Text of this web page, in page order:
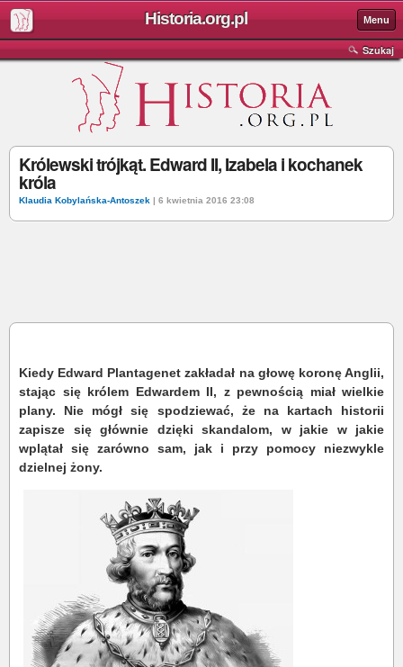
Historia.org.pl Menu
Szukaj
Królewski trójkąt. Edward II, Izabela i kochanek
króla
Klaudia Kobylańska-Antoszek | 6 kwietnia 2016 23:08
Kiedy Edward Plantagenet zakładał na głowę koronę Anglii,
stając się królem Edwardem II, z pewnością miał wielkie
plany. Nie mógł się spodziewać, że na kartach historii
zapisze się głównie dzięki skandalom, w jakie w jakie
wplątał się zarówno sam, jak i przy pomocy niezwykle
dzielnej żony.